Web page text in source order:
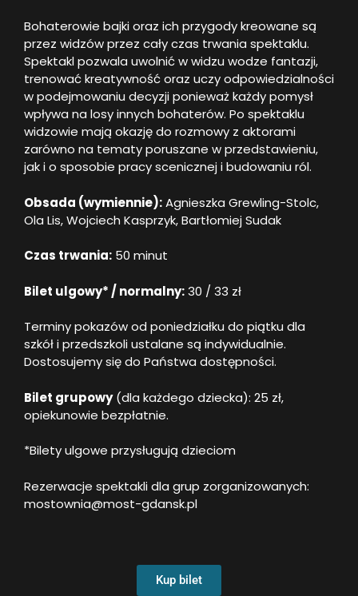
Bohaterowie bajki oraz ich przygody kreowane są
przez widzów przez cały czas trwania spektaklu.
Spektakl pozwala uwolnić w widzu wodze fantazji,
trenować kreatywność oraz uczy odpowiedzialności
w podejmowaniu decyzji ponieważ każdy pomysł
wpływa na losy innych bohaterów. Po spektaklu
widzowie mają okazję do rozmowy z aktorami
zarówno na tematy poruszane w przedstawieniu,
jak i o sposobie pracy scenicznej i budowaniu ról.
Obsada (wymiennie):Agnieszka Grewling-Stolc,
Ola Lis, Wojciech Kasprzyk, Bartłomiej Sudak
Czas trwania: 50 minut
Bilet ulgowy* / normalny:30 / 33 zł
Terminy pokazów od poniedziałku do piątku dla
szkół i przedszkoli ustalane są indywidualnie.
Dostosujemy się do Państwa dostępności.
Bilet grupowy(dla każdego dziecka): 25 zł,
opiekunowie bezpłatnie.
*Bilety ulgowe przysługują dzieciom
Rezerwacje spektakli dla grup zorganizowanych:
mostownia@most-gdansk.pl
Kup bilet